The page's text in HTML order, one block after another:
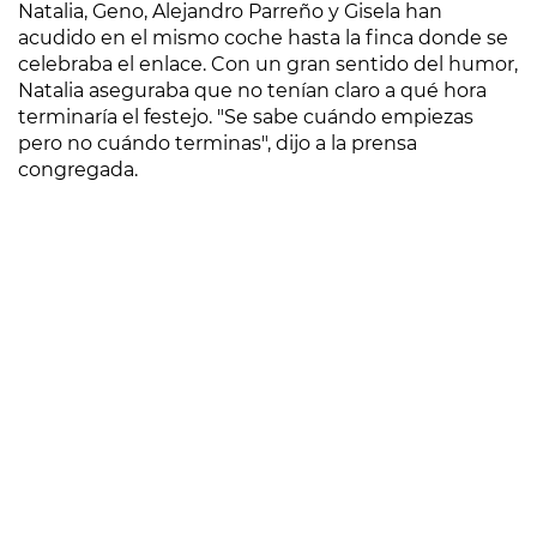
Natalia, Geno, Alejandro Parreño y Gisela han
acudido en el mismo coche hasta la finca donde se
celebraba el enlace. Con un gran sentido del humor,
Natalia aseguraba que no tenían claro a qué hora
terminaría el festejo. "Se sabe cuándo empiezas
pero no cuándo terminas", dijo a la prensa
congregada.